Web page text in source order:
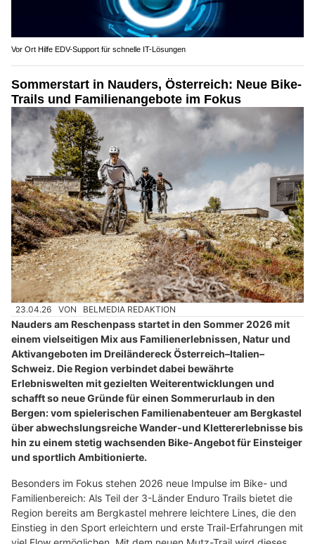
Vor Ort Hilfe EDV-Support für schnelle IT-Lösungen
Sommerstart in Nauders, Österreich: Neue Bike-
Trails und Familienangebote im Fokus
23.04.26 VON BELMEDIA REDAKTION
Nauders am Reschenpass startet in den Sommer 2026 mit
einem vielseitigen Mix aus Familienerlebnissen, Natur und
Aktivangeboten im Dreiländereck Österreich–Italien–
Schweiz. Die Region verbindet dabei bewährte
Erlebniswelten mit gezielten Weiterentwicklungen und
schafft so neue Gründe für einen Sommerurlaub in den
Bergen: vom spielerischen Familienabenteuer am Bergkastel
über abwechslungsreiche Wander-und Klettererlebnisse bis
hin zu einem stetig wachsenden Bike-Angebot für Einsteiger
und sportlich Ambitionierte.
Besonders im Fokus stehen 2026 neue Impulse im Bike- und
Familienbereich: Als Teil der 3-Länder Enduro Trails bietet die
Region bereits am Bergkastel mehrere leichtere Lines, die den
Einstieg in den Sport erleichtern und erste Trail-Erfahrungen mit